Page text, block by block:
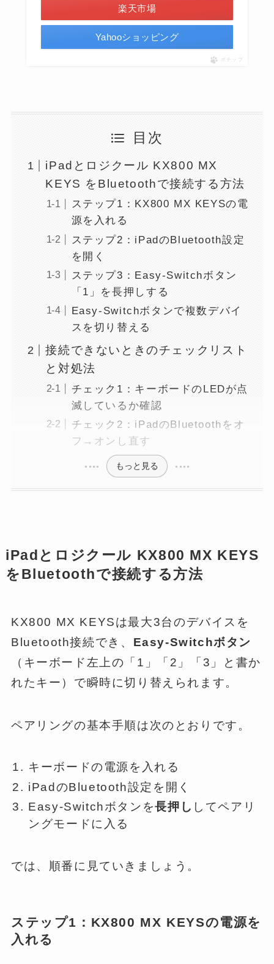
楽天市場
Yahooショッピング
ポチップ
目次
iPadとロジクール KX800 MX
KEYS をBluetoothで接続する方法
ステップ1：KX800 MX KEYSの電
源を入れる
ステップ2：iPadのBluetooth設定
を開く
ステップ3：Easy-Switchボタン
「1」を長押しする
Easy-Switchボタンで複数デバイ
スを切り替える
接続できないときのチェックリスト
と対処法
チェック1：キーボードのLEDが点
滅しているか確認
チェック2：iPadのBluetoothをオ
フ→オンし直す
もっと見る
iPadとロジクール KX800 MX KEYS
をBluetoothで接続する方法
KX800 MX KEYSは最大3台のデバイスを
Bluetooth接続でき、 Easy-Switchボタン
（キーボード左上の「1」「2」「3」と書か
れたキー）で瞬時に切り替えられます。
ペアリングの基本手順は次のとおりです。
キーボードの電源を入れる
iPadのBluetooth設定を開く
Easy-Switchボタンを長押し してペアリ
ングモードに入る
では、順番に見ていきましょう。
ステップ1：KX800 MX KEYSの電源を
入れる